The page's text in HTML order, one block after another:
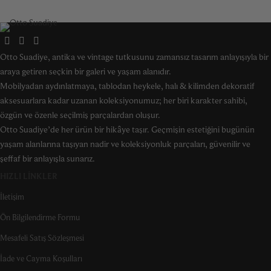
Otto Suadiye, antika ve vintage tutkusunu zamansız tasarım anlayışıyla bir
araya getiren seçkin bir galeri ve yaşam alanıdır.
Mobilyadan aydınlatmaya, tablodan heykele, halı & kilimden dekoratif
aksesuarlara kadar uzanan koleksiyonumuz; her biri karakter sahibi,
özgün ve özenle seçilmiş parçalardan oluşur.
Otto Suadiye’de her ürün bir hikâye taşır. Geçmişin estetiğini bugünün
yaşam alanlarına taşıyan nadir ve koleksiyonluk parçaları, güvenilir ve
şeffaf bir anlayışla sunarız.
İletişim
Ön Bilgilendirme Formu
Mesafeli Satış Sözleşmesi
İade ve Cayma Koşulları